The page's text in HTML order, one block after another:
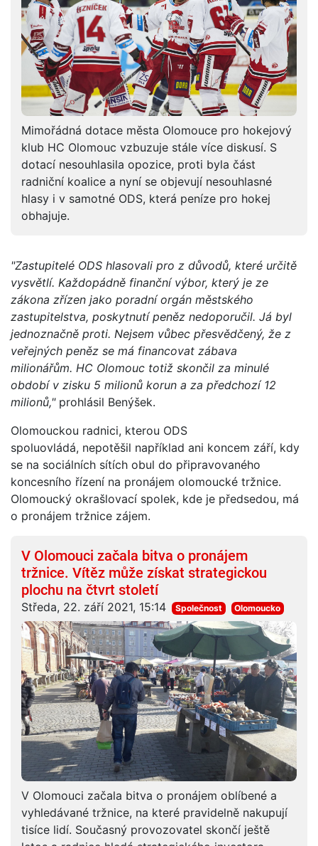
Mimořádná dotace města Olomouce pro hokejový
klub HC Olomouc vzbuzuje stále více diskusí. S
dotací nesouhlasila opozice, proti byla část
radniční koalice a nyní se objevují nesouhlasné
hlasy i v samotné ODS, která peníze pro hokej
obhajuje.
"Zastupitelé ODS hlasovali pro z důvodů, které určitě
vysvětlí. Každopádně finanční výbor, který je ze
zákona zřízen jako poradní orgán městského
zastupitelstva, poskytnutí peněz nedoporučil. Já byl
jednoznačně proti. Nejsem vůbec přesvědčený, že z
veřejných peněz se má financovat zábava
milionářům. HC Olomouc totiž skončil za minulé
období v zisku 5 milionů korun a za předchozí 12
milionů,"prohlásil Benýšek.
Olomouckou radnici, kterou ODS
spoluovládá, nepotěšil například ani koncem září, kdy
se na sociálních sítích obul do připravovaného
koncesního řízení na pronájem olomoucké tržnice.
Olomoucký okrašlovací spolek, kde je předsedou, má
o pronájem tržnice zájem.
V Olomouci začala bitva o pronájem
tržnice. Vítěz může získat strategickou
plochu na čtvrt století
Středa, 22. září 2021, 15:14 Společnost Olomoucko
V Olomouci začala bitva o pronájem oblíbené a
vyhledávané tržnice, na které pravidelně nakupují
tisíce lidí. Současný provozovatel skončí ještě